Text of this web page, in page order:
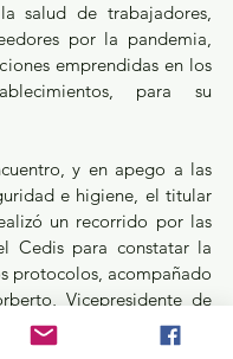
salud de trabajadores,
por la pandemia,
emprendidas en los
para su
y en apego a las
e higiene, el titular
un recorrido por las
Cedis para constatar la
protocolos, acompañado
Vicepresidente de
así como Claudia
de Asuntos